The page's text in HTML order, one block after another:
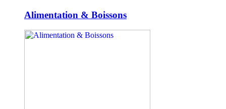
Alimentation & Boissons